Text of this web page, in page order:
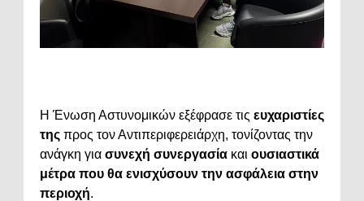
Η Ένωση Αστυνομικών εξέφρασε τις ευχαριστίες
της προς τον Αντιπεριφερειάρχη, τονίζοντας την
ανάγκη για συνεχή συνεργασία και ουσιαστικά
μέτρα που θα ενισχύσουν την ασφάλεια στην
περιοχή.